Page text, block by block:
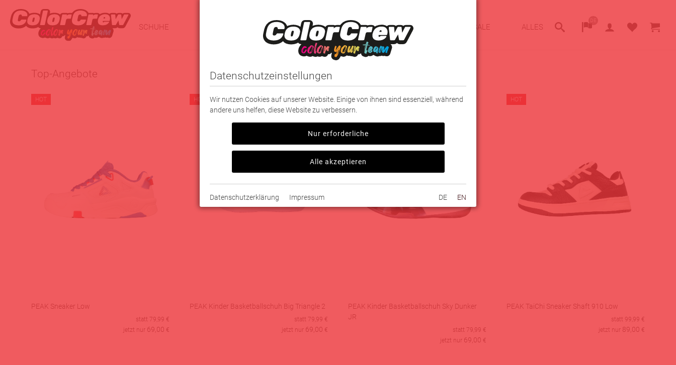
SCHUHE SPORT PARTNER TEXTILDRUCK SALE ALLES
Top-Angebote
HOT
PEAK Sneaker Low
statt 79,99 €
jetzt nur 69,00 €
HOT
PEAK Kinder Basketballschuh Big Triangle 2
statt 79,99 €
jetzt nur 69,00 €
HOT
PEAK Kinder Basketballschuh Sky Dunker
JR
statt 79,99 €
jetzt nur 69,00 €
HOT
PEAK TaiChi Sneaker Shaft 910 Low
statt 99,99 €
jetzt nur 89,00 €
Datenschutzeinstellungen
Wir nutzen Cookies auf unserer Website. Einige von ihnen sind essenziell, während
andere uns helfen, diese Website zu verbessern.
Nur erforderliche
Alle akzeptieren
Datenschutzerklärung Impressum DE EN